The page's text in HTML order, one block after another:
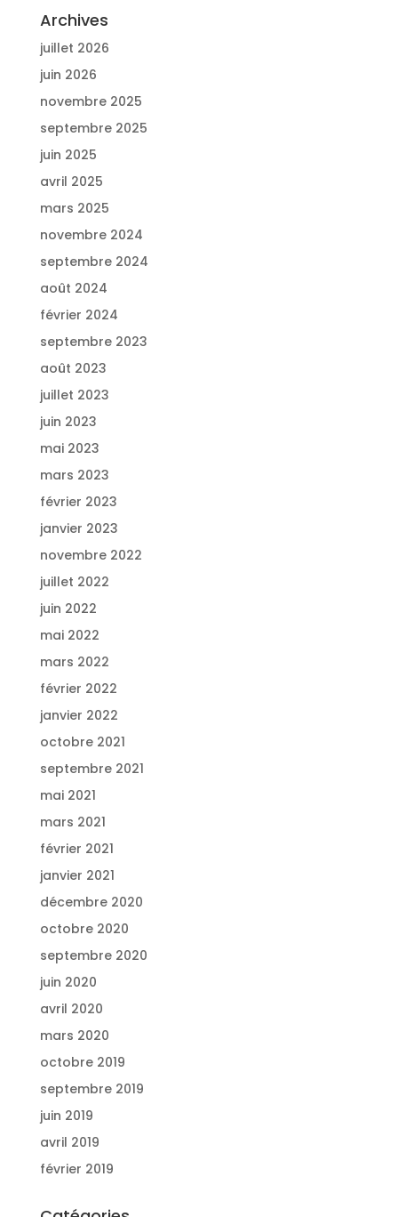
Archives
juillet 2026
juin 2026
novembre 2025
septembre 2025
juin 2025
avril 2025
mars 2025
novembre 2024
septembre 2024
août 2024
février 2024
septembre 2023
août 2023
juillet 2023
juin 2023
mai 2023
mars 2023
février 2023
janvier 2023
novembre 2022
juillet 2022
juin 2022
mai 2022
mars 2022
février 2022
janvier 2022
octobre 2021
septembre 2021
mai 2021
mars 2021
février 2021
janvier 2021
décembre 2020
octobre 2020
septembre 2020
juin 2020
avril 2020
mars 2020
octobre 2019
septembre 2019
juin 2019
avril 2019
février 2019